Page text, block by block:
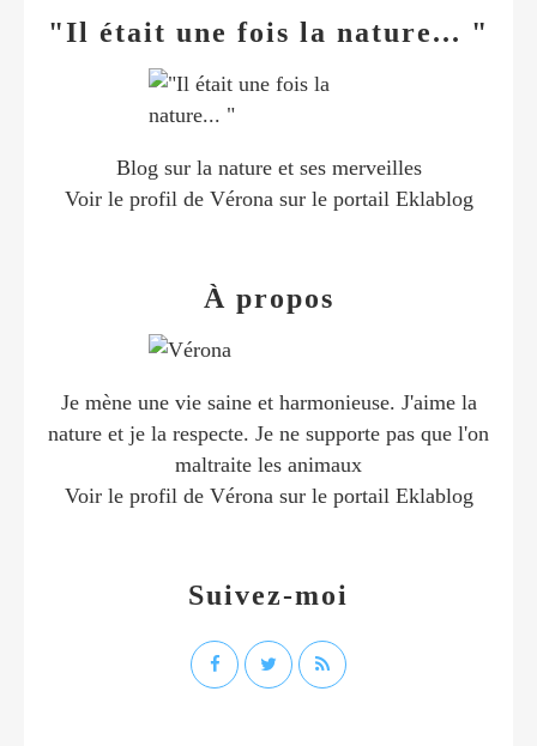
"Il était une fois la nature... "
Blog sur la nature et ses merveilles
Voir le profil de Vérona sur le portail Eklablog
Suivez-moi
À propos
Je mène une vie saine et harmonieuse. J'aime la
nature et je la respecte. Je ne supporte pas que l'on
maltraite les animaux
Voir le profil de Vérona sur le portail Eklablog